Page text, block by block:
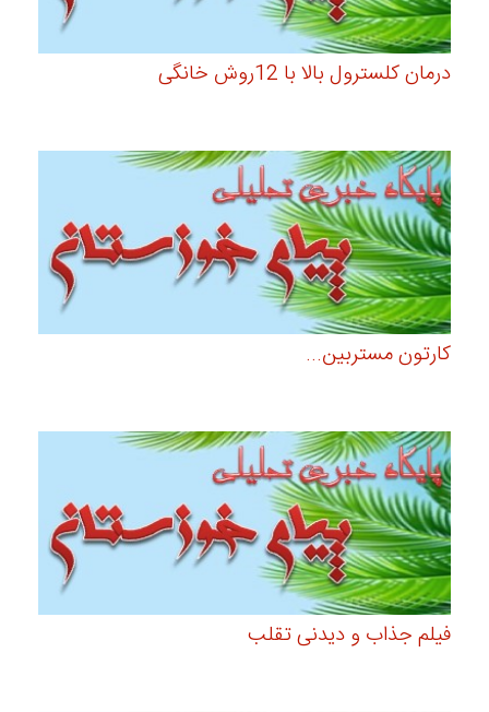
درمان کلسترول بالا با 12روش خانگی
کارتون مستربین...
فیلم جذاب و دیدنی تقلب